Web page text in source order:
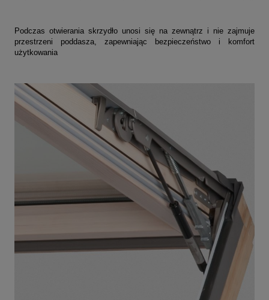
Podczas otwierania skrzydło unosi się na zewnątrz i nie zajmuje
przestrzeni poddasza, zapewniając bezpieczeństwo i komfort
użytkowania